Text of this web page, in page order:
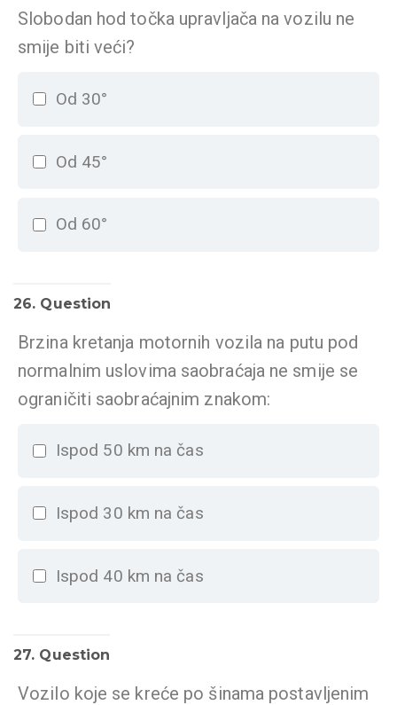
Slobodan hod točka upravljača na vozilu ne
smije biti veći?
Od 30°
Od 45°
Od 60°
26. Question
Brzina kretanja motornih vozila na putu pod
normalnim uslovima saobraćaja ne smije se
ograničiti saobraćajnim znakom:
Ispod 50 km na čas
Ispod 30 km na čas
Ispod 40 km na čas
27. Question
Vozilo koje se kreće po šinama postavljenim